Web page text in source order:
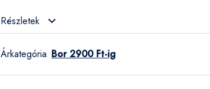
Részletek
Árkategória: Bor 2900 Ft-ig